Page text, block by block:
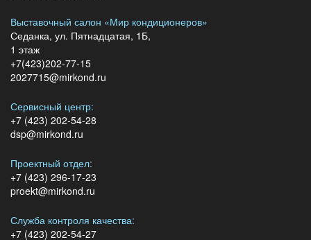
Выставочный салон «Мир кондиционеров»
Седанка, ул. Пятнадцатая, 1Б,
1 этаж
+7(423)202-77-15
2027715@mirkond.ru
Сервисный центр:
+7 (423) 202-54-28
dsp@mirkond.ru
Проектный отдел:
+7 (423) 296-17-23
proekt@mirkond.ru
Служба контроля качества:
+7 (423) 202-54-27